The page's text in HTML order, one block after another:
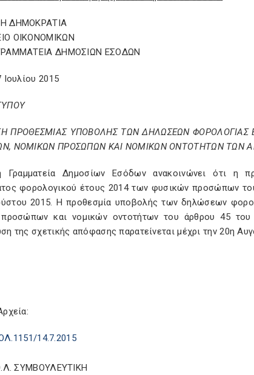
ΔΗΜΟΚΡΑΤΙΑ
ΟΙΚΟΝΟΜΙΚΩΝ
ΔΗΜΟΣΙΩΝ ΕΣΟΔΩΝ
Ιουλίου 2015
ΠΡΟΘΕΣΜΙΑΣ ΥΠΟΒΟΛΗΣ ΤΩΝ ΔΗΛΩΣΕΩΝ ΦΟΡΟΛΟΓΙΑΣ
ΝΟΜΙΚΩΝ ΠΡΟΣΩΠΩΝ ΚΑΙ ΝΟΜΙΚΩΝ ΟΝΤΟΤΗΤΩΝ ΤΩΝ
Γραμματεία Δημοσίων Εσόδων ανακοινώνει ότι η
φορολογικού έτους 2014 των φυσικών προσώπων
2015. Η προθεσμία υποβολής των δηλώσεων
και νομικών οντοτήτων του άρθρου 45
της σχετικής απόφασης παρατείνεται μέχρι την 20η
14.7.2015
ΣΥΜΒΟΥΛΕΥΤΙΚΗ